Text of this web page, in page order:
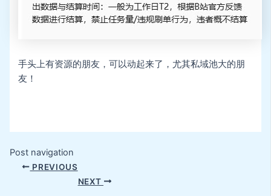
手头上有资源的朋友，可以动起来了，尤其私域池大的朋
友！
Post navigation
PREVIOUS
NEXT